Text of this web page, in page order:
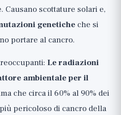
Causano scottature solari e,
genetiche che si
portare al cancro.
Le radiazioni
ambientale per il
che circa il 60% al 90% dei
pericoloso di cancro della